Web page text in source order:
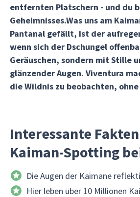
entfernten Platschern - und du
Geheimnisses.Was uns am
Pantanal gefällt, ist der
wenn sich der Dschungel
Geräuschen, sondern mit Stille
glänzender Augen. Viventura
die Wildnis zu beobachten,
Interessante
Kaiman-Spotting
Die Augen der Kaimane
Hier leben über 10 Millionen